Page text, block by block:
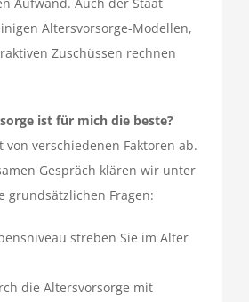
Altersvorsorge-Modellen,
Zuschüssen rechnen
ist für mich die beste?
von verschiedenen Faktoren ab.
Gespräch klären wir unter
grundsätzlichen Fragen:
streben Sie im Alter
die Altersvorsorge mit